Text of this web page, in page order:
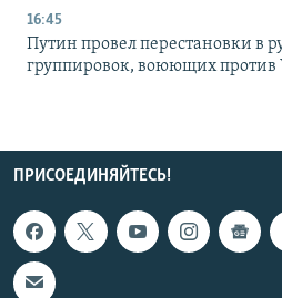
16:45
Путин провел перестановки в
группировок, воюющих
ПРИСОЕДИНЯЙТЕСЬ!